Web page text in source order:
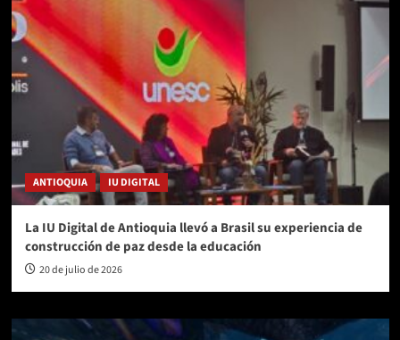
ANTIOQUIA IU DIGITAL
La IU Digital de Antioquia llevó a Brasil su experiencia de
construcción de paz desde la educación
20 de julio de 2026